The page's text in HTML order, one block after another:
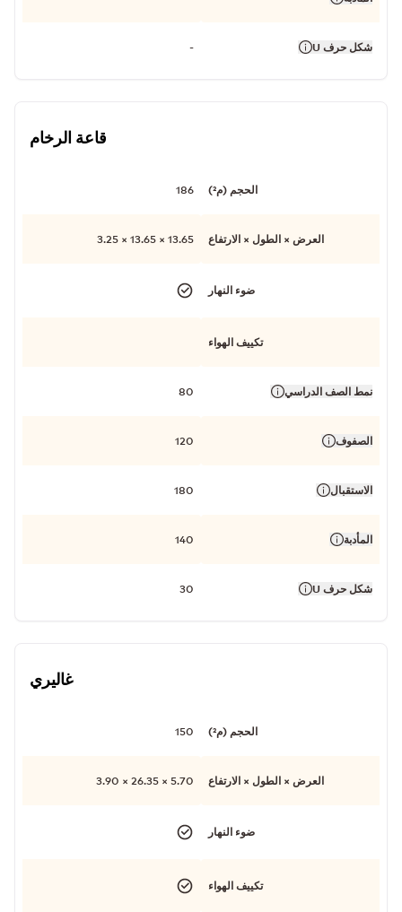
شكل حرف U -
قاعة الرخام
الحجم (م²) 186
العرض × الطول × الارتفاع 13.65 × 13.65 × 3.25
ضوء النهار
تكييف الهواء
نمط الصف الدراسي 80
الصفوف 120
الاستقبال 180
المأدبة 140
شكل حرف U 30
غاليري
الحجم (م²) 150
العرض × الطول × الارتفاع 5.70 × 26.35 × 3.90
ضوء النهار
تكييف الهواء